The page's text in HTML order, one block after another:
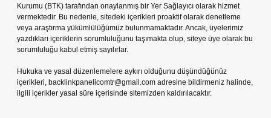
Kurumu (BTK) tarafından onaylanmış bir Yer Sağlayıcı olarak hizmet
vermektedir. Bu nedenle, sitedeki içerikleri proaktif olarak denetleme
veya araştırma yükümlülüğümüz bulunmamaktadır. Ancak, üyelerimiz
yazdıkları içeriklerin sorumluluğunu taşımakta olup, siteye üye olarak bu
sorumluluğu kabul etmiş sayılırlar.
Hukuka ve yasal düzenlemelere aykırı olduğunu düşündüğünüz
içerikleri, backlinkpanelicomtr@gmail.com adresine bildirmeniz halinde,
ilgili içerikler yasal süre içerisinde sitemizden kaldırılacaktır.